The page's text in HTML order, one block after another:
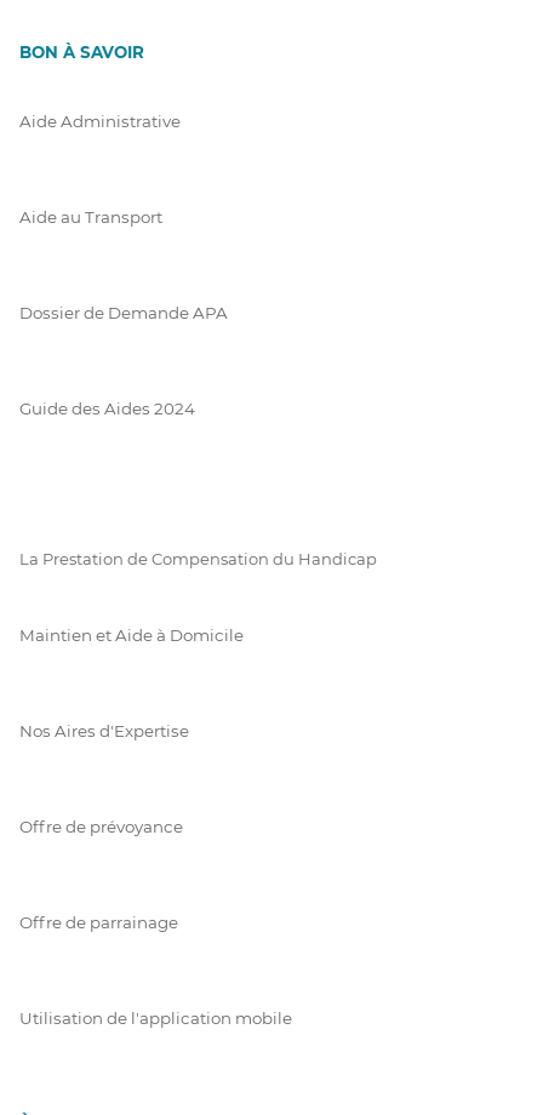
BON À SAVOIR
Aide Administrative
Aide au Transport
Dossier de Demande APA
Guide des Aides 2024
La Prestation de Compensation du Handicap
Maintien et Aide à Domicile
Nos Aires d'Expertise
Offre de prévoyance
Offre de parrainage
Utilisation de l'application mobile